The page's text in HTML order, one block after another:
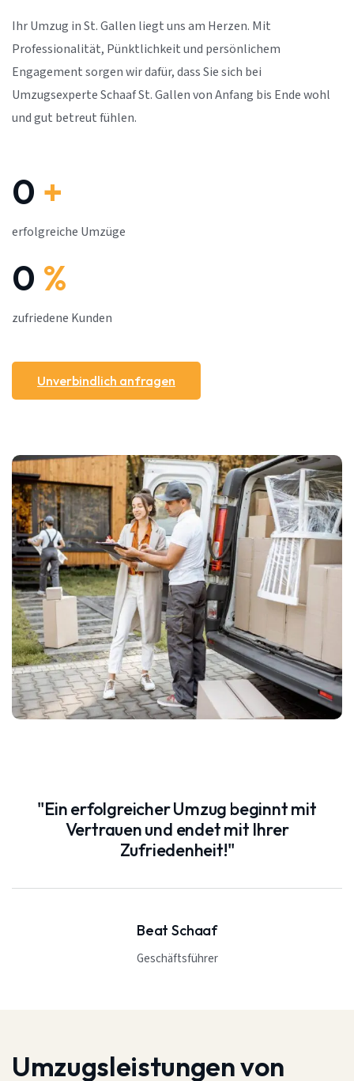
"Ein erfolgreicher Umzug beginnt mit
Vertrauen und endet mit Ihrer
Zufriedenheit!"
Beat Schaaf
Geschäftsführer
Ihr Umzug in St. Gallen liegt uns am Herzen. Mit
Professionalität, Pünktlichkeit und persönlichem
Engagement sorgen wir dafür, dass Sie sich bei
Umzugsexperte Schaaf St. Gallen von Anfang bis Ende wohl
und gut betreut fühlen.
0 +
erfolgreiche Umzüge
0 %
zufriedene Kunden
Unverbindlich anfragen
Umzugsleistungen von